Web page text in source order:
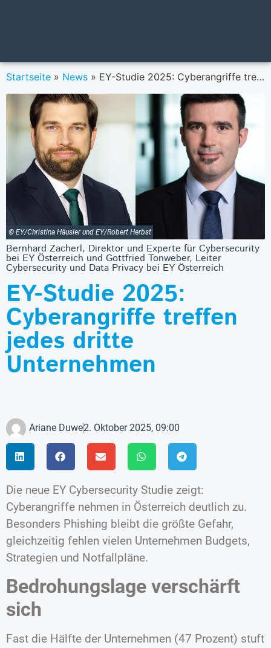
Startseite » News » EY-Studie 2025: Cyberangriffe treffen jedes dritte Unternehmen
© EY/Christina Häusler und EY/Robert Herbst
Bernhard Zacherl, Direktor und Experte für Cybersecurity
bei EY Österreich und Gottfried Tonweber, Leiter
Cybersecurity und Data Privacy bei EY Österreich
EY-Studie 2025:
Cyberangriffe treffen
jedes dritte
Unternehmen
Ariane Duwe2. Oktober 2025, 09:00
Die neue EY Cybersecurity Studie zeigt:
Cyberangriffe nehmen in Österreich deutlich zu.
Besonders Phishing bleibt die größte Gefahr,
gleichzeitig fehlen vielen Unternehmen Budgets,
Strategien und Notfallpläne.
Bedrohungslage verschärft
sich
Fast die Hälfte der Unternehmen (47 Prozent) stuft